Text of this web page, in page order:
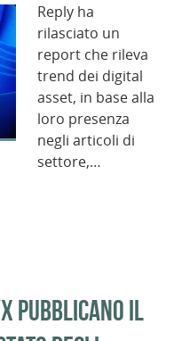
Reply ha
rilasciato un
report che rileva
trend dei digital
asset, in base alla
loro presenza
negli articoli di
settore,…
pubblicano il